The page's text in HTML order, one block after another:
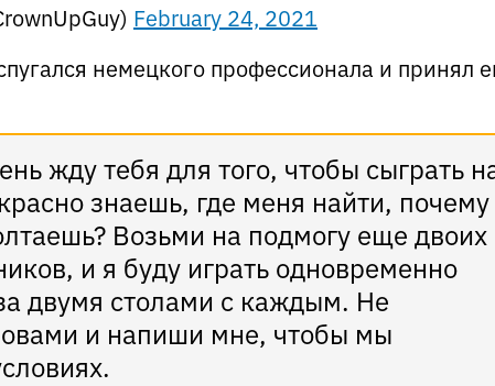
February 24, 2021
немецкого профессионала и принял
жду тебя для того, чтобы сыграть
знаешь, где меня найти, почему
Возьми на подмогу еще двоих
и я буду играть одновременно
двумя столами с каждым. Не
и напиши мне, чтобы мы